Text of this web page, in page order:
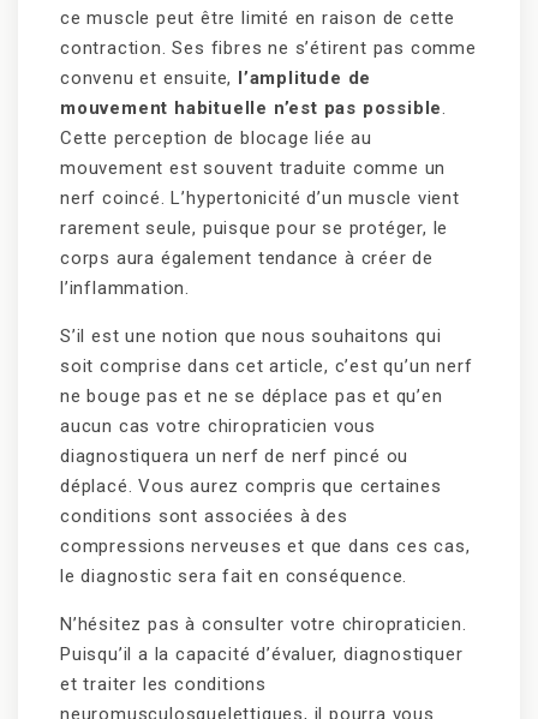
ce muscle peut être limité en raison de cette
contraction. Ses fibres ne s’étirent pas comme
convenu et ensuite, l’amplitude de
mouvement habituelle n’est pas possible
Cette perception de blocage liée au
mouvement est souvent traduite comme un
nerf coincé. L’hypertonicité d’un muscle vient
rarement seule, puisque pour se protéger, le
corps aura également tendance à créer de
l’inflammation.
S’il est une notion que nous souhaitons qui
soit comprise dans cet article, c’est qu’un nerf
ne bouge pas et ne se déplace pas et qu’en
aucun cas votre chiropraticien vous
diagnostiquera un nerf de nerf pincé ou
déplacé. Vous aurez compris que certaines
conditions sont associées à des
compressions nerveuses et que dans ces cas,
le diagnostic sera fait en conséquence.
N’hésitez pas à consulter votre chiropraticien.
Puisqu’il a la capacité d’évaluer, diagnostiquer
et traiter les conditions
neuromusculosquelettiques, il pourra vous